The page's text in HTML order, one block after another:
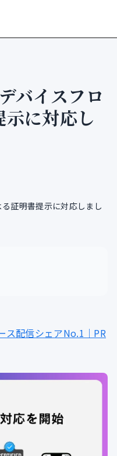
バイスフロ
に対応し
証明書提示に対応しまし
ス配信シェアNo.1｜PR